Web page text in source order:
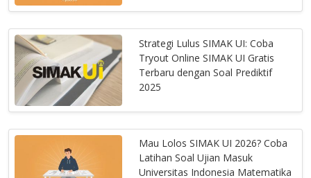
Strategi Lulus SIMAK UI: Coba
Tryout Online SIMAK UI Gratis
Terbaru dengan Soal Prediktif
2025
Mau Lolos SIMAK UI 2026? Coba
Latihan Soal Ujian Masuk
Universitas Indonesia Matematika